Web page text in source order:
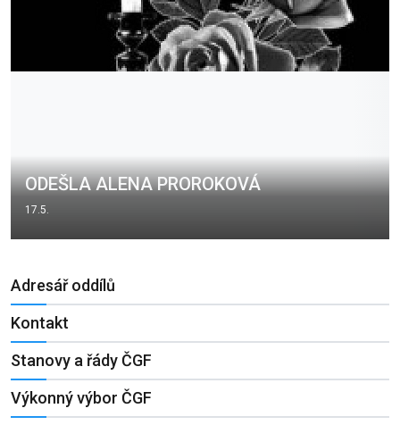
ODEŠLA ALENA PROROKOVÁ
17.5.
Adresář oddílů
Kontakt
Stanovy a řády ČGF
Výkonný výbor ČGF